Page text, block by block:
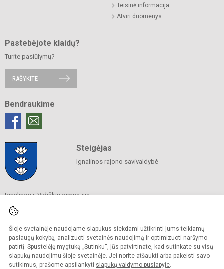
Šioje svetainėje naudojame slapukus siekdami užtikrinti jums teikiamų
paslaugų kokybę, analizuoti svetainės naudojimą ir optimizuoti naršymo
patirtį. Spustelėję mygtuką „Sutinku“, jūs patvirtinate, kad sutinkate su visų
slapukų naudojimu šioje svetainėje. Jei norite atšaukti arba pakeisti savo
sutikimus, prašome apsilankyti slapukų valdymo puslapyje.
Teisinė informacija
Atviri duomenys
Pastebėjote klaidų?
Turite pasiūlymų?
RAŠYKITE
Bendraukime
Steigėjas
Ignalinos rajono savivaldybė
Ignalinos r. Vidiškių gimnazija
Ignalinos g. 1A, Vidiškių k., Vidiškių sen., 30234 Ignalinos r. sav.
El. p.mokykla@vidiskiu.ignalina.lm.lt
Duomenys kaupiami ir saugomi
Juridinių asmenų registre
Įmonės kodas 191089725